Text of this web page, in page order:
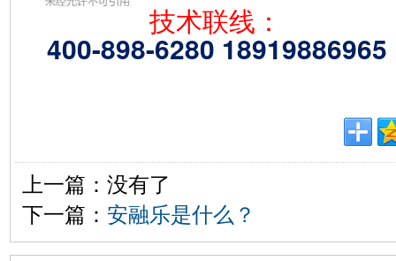
技术联线：
400-898-6280 18919886965
上一篇：没有了
下一篇： 安融乐是什么？